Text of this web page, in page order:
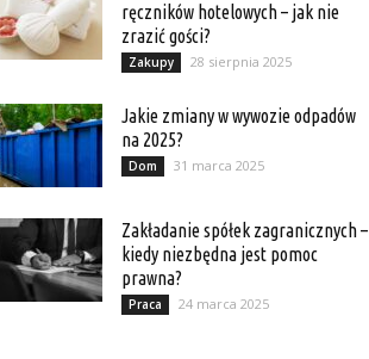
ręczników hotelowych – jak nie
zrazić gości?
Zakupy 28 sierpnia 2025
Jakie zmiany w wywozie odpadów
na 2025?
Dom 31 marca 2025
Zakładanie spółek zagranicznych –
kiedy niezbędna jest pomoc
prawna?
Praca 24 marca 2025